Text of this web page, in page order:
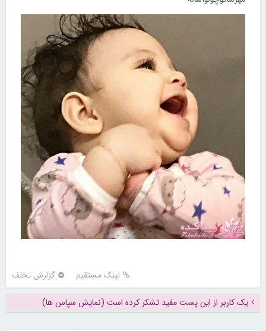
لینک مستقیم گزارش تخلف
یک کاربر از این پست مفید تشکر کرده است (نمایش سپاس ها)